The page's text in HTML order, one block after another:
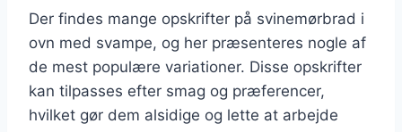
Der findes mange opskrifter på svinemørbrad i
ovn med svampe, og her præsenteres nogle af
de mest populære variationer. Disse opskrifter
kan tilpasses efter smag og præferencer,
hvilket gør dem alsidige og lette at arbejde